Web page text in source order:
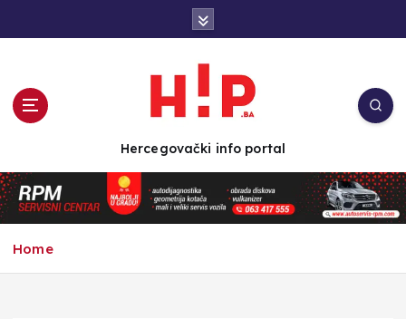
n
t
e
Hercegovački info portal
Home